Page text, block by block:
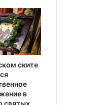
ските
в